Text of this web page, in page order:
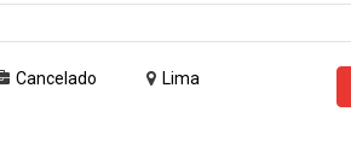
Cancelado Lima